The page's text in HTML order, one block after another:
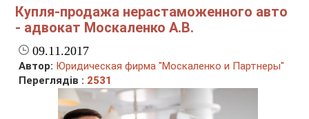
Купля-продажа нерастаможенного авто
- адвокат Москаленко А.В.
09.11.2017
Автор: Юридическая фирма "Москаленко и Партнеры"
Переглядів : 2531